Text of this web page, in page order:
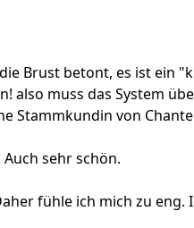
Brust betont, es ist ein
also muss das System
Stammkundin von
sehr schön.
fühle ich mich zu eng.